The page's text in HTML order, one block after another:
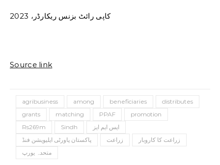
کاپی رائٹ بزنس ریکارڈر، 2023
Source link
agribusiness among beneficiaries
distributes
grants
matching PPAF
promotion
Rs269m
Sindh
ایس ایم ایز
پاکستان پاورٹی ایلیویشن فنڈ
زراعت
زراعت کا کاروبار
متحدہ یورپ